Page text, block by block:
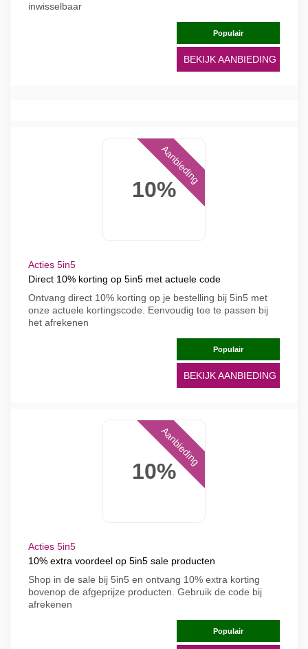
inwisselbaar
Populair
BEKIJK AANBIEDING
10%
Aanbieding
Acties 5in5
Direct 10% korting op 5in5 met actuele code
Ontvang direct 10% korting op je bestelling bij 5in5 met
onze actuele kortingscode. Eenvoudig toe te passen bij
het afrekenen
Populair
BEKIJK AANBIEDING
10%
Aanbieding
Acties 5in5
10% extra voordeel op 5in5 sale producten
Shop in de sale bij 5in5 en ontvang 10% extra korting
bovenop de afgeprijze producten. Gebruik de code bij
afrekenen
Populair